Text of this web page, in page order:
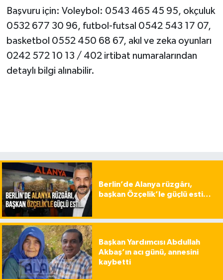
Başvuru için: Voleybol: 0543 465 45 95, okçuluk
0532 677 30 96, futbol-futsal 0542 543 17 07,
basketbol 0552 450 68 67, akıl ve zeka oyunları
0242 572 10 13 / 402 irtibat numaralarından
detaylı bilgi alınabilir.
Berlin’de Alanya rüzgârı,
başkan Özçelik’le güçlü esti…
Başkan Yardımcısı Abdullah
Akbaş’ın acı günü, annesini
kaybetti